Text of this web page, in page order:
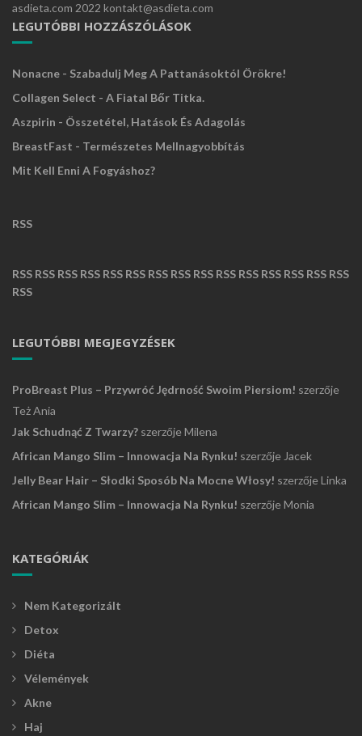
asdieta.com 2022 kontakt@asdieta.com
LEGUTÓBBI HOZZÁSZÓLÁSOK
Nonacne - Szabadulj Meg A Pattanásoktól Örökre!
Collagen Select - A Fiatal Bőr Titka.
Aszpirin - Összetétel, Hatások És Adagolás
BreastFast - Természetes Mellnagyobbítás
Mit Kell Enni A Fogyáshoz?
RSS
RSS RSS RSS RSS RSS RSS RSS RSS RSS RSS RSS RSS RSS RSS RSS
RSS
LEGUTÓBBI MEGJEGYZÉSEK
ProBreast Plus – Przywróć Jędrność Swoim Piersiom! szerzője
Też Ania
Jak Schudnąć Z Twarzy? szerzőjeMilena
African Mango Slim – Innowacja Na Rynku! szerzőjeJacek
Jelly Bear Hair – Słodki Sposób Na Mocne Włosy! szerzőjeLinka
African Mango Slim – Innowacja Na Rynku! szerzőjeMonia
KATEGÓRIÁK
Nem Kategorizált
Detox
Diéta
Vélemények
Akne
Haj